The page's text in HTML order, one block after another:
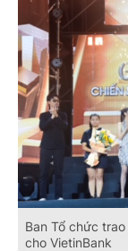
Ban Tổ chức
cho VietinBank